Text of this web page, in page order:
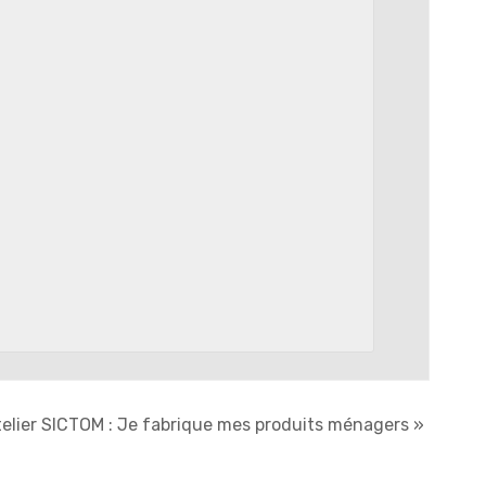
SICTOM : Je fabrique mes produits ménagers »